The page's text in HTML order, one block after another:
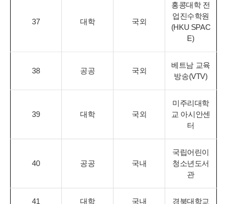
37 대학 국외
홍콩대학 전
업진수학원
(HKU SPAC
E)
38 공공 국외
베트남 교육
방송(VTV)
39 대학 국외
미주리대학
교 아시안센
터
40 공공 국내
국립어린이
청소년도서
관
41 대학 국내 경북대학교